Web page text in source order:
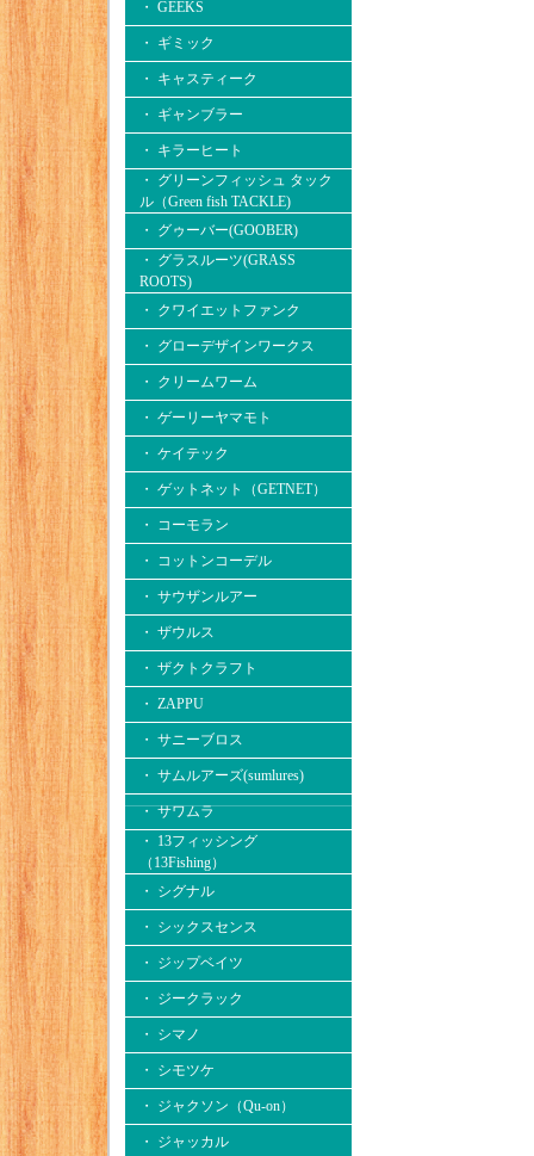
・ GEEKS
・ ギミック
・ キャスティーク
・ ギャンブラー
・ キラーヒート
・ グリーンフィッシュ タック
ル（Green fish TACKLE)
・ グゥーバー(GOOBER)
・ グラスルーツ(GRASS
ROOTS)
・ クワイエットファンク
・ グローデザインワークス
・ クリームワーム
・ ゲーリーヤマモト
・ ケイテック
・ ゲットネット（GETNET）
・ コーモラン
・ コットンコーデル
・ サウザンルアー
・ ザウルス
・ ザクトクラフト
・ ZAPPU
・ サニーブロス
・ サムルアーズ(sumlures)
・ サワムラ
・ 13フィッシング
（13Fishing）
・ シグナル
・ シックスセンス
・ ジップベイツ
・ ジークラック
・ シマノ
・ シモツケ
・ ジャクソン（Qu-on）
・ ジャッカル